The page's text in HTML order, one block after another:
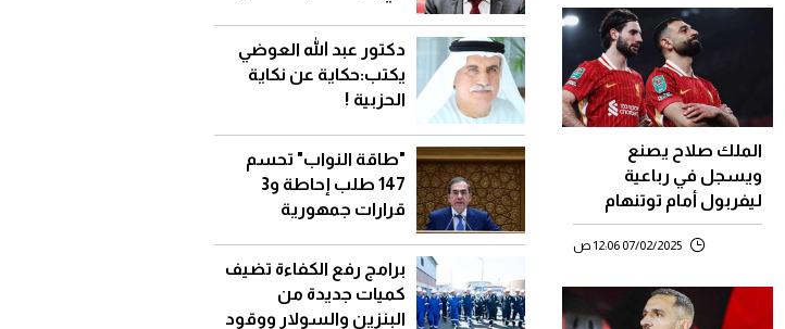
الملك صلاح يصنع
ويسجل في رباعية
ليفربول أمام توتنهام
ويقود الريدز إلي نهائي
كأس الرابطة07/02/2025 12:06 ص
دكتور عبد الله العوضي
يكتب:حكاية عن نكاية
الحزبية !
"طاقة النواب" تحسم
147 طلب إحاطة و3
قرارات جمهورية
برامج رفع الكفاءة تضيف
كميات جديدة من
البنزين والسولار ووقود